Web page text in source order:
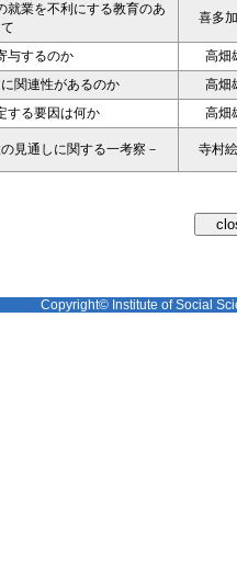
就業を不利にする教育のあ
喜多
与するのか
高畑
関連性があるのか
高畑
する要因は何か
高畑
見通しに関する一考察－ 寺村
Copyright© Institute of Social